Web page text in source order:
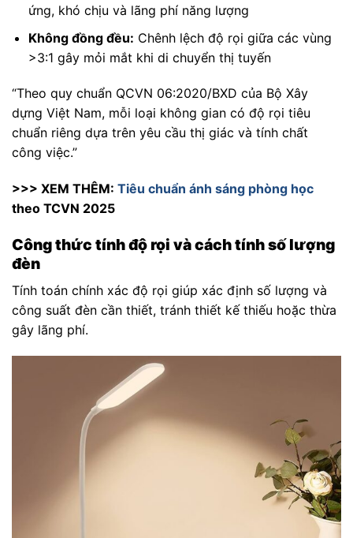
ứng, khó chịu và lãng phí năng lượng
Không đồng đều: Chênh lệch độ rọi giữa các vùng
>3:1 gây mỏi mắt khi di chuyển thị tuyến
“Theo quy chuẩn QCVN 06:2020/BXD của Bộ Xây
dựng Việt Nam, mỗi loại không gian có độ rọi tiêu
chuẩn riêng dựa trên yêu cầu thị giác và tính chất
công việc.”
>>> XEM THÊM: Tiêu chuẩn ánh sáng phòng học
theo TCVN 2025
Công thức tính độ rọi và cách tính số lượng
đèn
Tính toán chính xác độ rọi giúp xác định số lượng và
công suất đèn cần thiết, tránh thiết kế thiếu hoặc thừa
gây lãng phí.